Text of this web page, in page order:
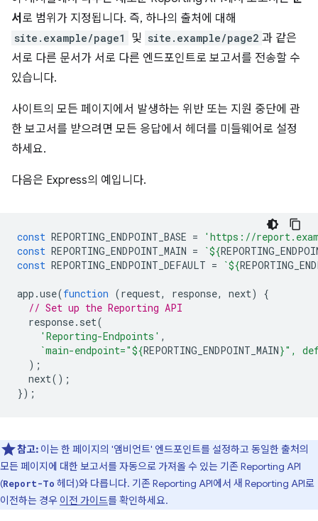
서 로 범위가 지정됩니다. 즉, 하나의 출처에 대해
site.example/page1 및 site.example/page2 과 같은
서로 다른 문서가 서로 다른 엔드포인트로 보고서를 전송할 수
있습니다.
사이트의 모든 페이지에서 발생하는 위반 또는 지원 중단에 관
한 보고서를 받으려면 모든 응답에서 헤더를 미들웨어로 설정
하세요.
다음은 Express의 예입니다.
const REPORTING_ENDPOINT_BASE =
'https://
const REPORTING_ENDPOINT_MAIN = `${
const REPORTING_ENDPOINT_DEFAULT = `${
app .use(function (request, response, next)
{
// Set up the Reporting API
response. set(
'Reporting-Endpoints' ,
`main-endpoint="${REPORTING_ENDPOINT_MAIN}",
);
next();
});
참고: 이는 한 페이지의 '앰비언트' 엔드포인트를 설정하고 동일한 출처의
모든 페이지에 대한 보고서를 자동으로 가져올 수 있는 기존 Reporting API
(Report-To 헤더)와 다릅니다. 기존 Reporting API에서 새 Reporting API로
이전하는 경우 이전 가이드를 확인하세요.